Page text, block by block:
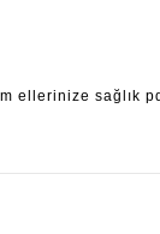
ellerinize sağlık